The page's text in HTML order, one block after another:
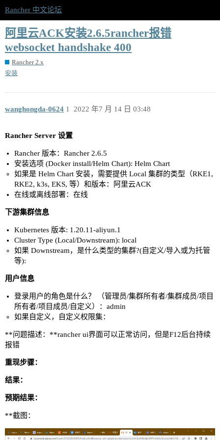
Rancher 中文论坛
阿里云ACK安装2.6.5rancher报错
websocket handshake 400
Rancher 2.x
安装
wanghongda-0624 2022 年7 月 14 日 03:48
1
Rancher Server 设置
Rancher 版本：Rancher 2.6.5
安装选项 (Docker install/Helm Chart): Helm Chart
如果是 Helm Chart 安装，需要提供 Local 集群的类型（RKE1,
RKE2, k3s, EKS, 等）和版本：阿里云ACK
在线或离线部署：在线
下游集群信息
Kubernetes 版本: 1.20.11-aliyun.1
Cluster Type (Local/Downstream): local
如果 Downstream，是什么类型的集群?(自定义/导入或为托管
等):
用户信息
登录用户的角色是什么？ （管理员/集群所有者/集群成员/项目
所有者/项目成员/自定义）：admin
如果自定义，自定义权限集：
**问题描述：**rancher ui界面可以正常访问，但是F12后台持续
报错
重现步骤：
结果：
预期结果：
**截图：